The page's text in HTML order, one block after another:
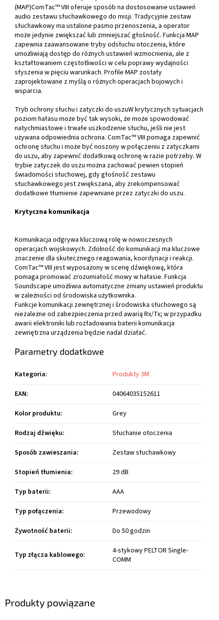
Produkty powiązane
(MAP)ComTac™ VIII oferuje sposób na dostosowanie ustawień
audio zestawu słuchawkowego do misji. Tradycyjnie zestaw
słuchawkowy ma ustalone pasmo przenoszenia, a operator
może jedynie zwiększać lub zmniejszać głośność. Funkcja MAP
zapewnia zaawansowane tryby odsłuchu otoczenia, które
umożliwiają dostęp do różnych ustawień wzmocnienia, ale z
kształtowaniem częstotliwości w celu poprawy wydajności
słyszenia w pięciu warunkach. Profile MAP zostały
zaprojektowane z myślą o różnych operacjach bojowych i
wsparcia.
Tryb ochrony słuchu i zatyczki do uszuW krytycznych sytuacjach
poziom hałasu może być tak wysoki, że może spowodować
natychmiastowe i trwałe uszkodzenie słuchu, jeśli nie jest
używana odpowiednia ochrona. ComTac™ VIII pomaga zapewnić
ochronę słuchu i może być noszony w połączeniu z zatyczkami
do uszu, aby zapewnić dodatkową ochronę w razie potrzeby. W
trybie zatyczek do uszu można zachować pewien stopień
świadomości słuchowej, gdy głośność zestawu
słuchawkowego jest zwiększana, aby zrekompensować
dodatkowe tłumienie zapewniane przez zatyczki do uszu.
Krytyczna komunikacja
Komunikacja odgrywa kluczową rolę w nowoczesnych
operacjach wojskowych. Zdolność do komunikacji ma kluczowe
znaczenie dla skutecznego reagowania, koordynacji i reakcji.
ComTac™ VIII jest wyposażony w scenę dźwiękową, która
pomaga promować zrozumiałość mowy w hałasie. Funkcja
Soundscape umożliwia automatyczne zmiany ustawień produktu
w zależności od środowiska użytkownika.
Funkcje komunikacji zewnętrznej i środowiska słuchowego są
niezależne od zabezpieczenia przed awarią Rx/Tx; w przypadku
awarii elektroniki lub rozładowania baterii komunikacja
zewnętrzna urządzenia będzie nadal działać.
Parametry dodatkowe
Kategoria:
Produkty 3M
EAN:
04064035152611
Kolor produktu:
Grey
Rodzaj dźwięku:
Słuchanie otoczenia
Sposób zawieszania:
Zestaw słuchawkowy
Stopień tłumienia:
29 dB
Typ baterii:
AAA
Typ połączenia:
Przewodowy
Żywotność baterii: Do 50 godzin
Typ złącza kablowego:
4-stykowy PELTOR Single-
COMM